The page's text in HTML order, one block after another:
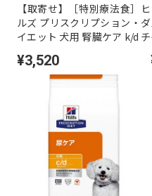
【取寄せ】［特別療法食］ヒ
ルズ プリスクリプション・ダ
イエット 犬用 腎臓ケア k/d チ
¥3,520